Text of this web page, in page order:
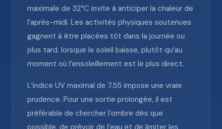
maximale de 32°C invite à anticiper la chaleur de
l’après-midi. Les activités physiques soutenues
gagnent à être placées tôt dans la journée ou
plus tard, lorsque le soleil baisse, plutôt qu’au
moment où l’ensoleillement est le plus direct.
L’indice UV maximal de 7.55 impose une vraie
prudence. Pour une sortie prolongée, il est
préférable de chercher l’ombre dès que
possible, de prévoir de l’eau et de limiter les